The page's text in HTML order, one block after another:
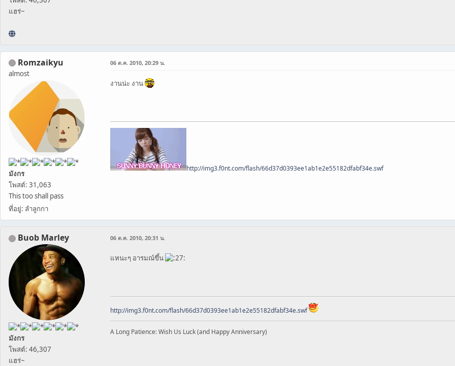
แฮร่~
Romzaikyu
almost
มังกร
โพสต์: 31,063
This too shall pass
ที่อยู่: ลำลูกกา
06 ต.ค. 2010, 20:29 น.
งานน่ะ งาน
http://img3.f0nt.com/flash/66d37d0393ee1ab1e2e55182dfabf34e.swf
Buob Marley
มังกร
โพสต์: 46,307
แฮร่~
06 ต.ค. 2010, 20:31 น.
แหนะๆ อารมณ์ขึ้น
http://img3.f0nt.com/flash/66d37d0393ee1ab1e2e55182dfabf34e.swf
A Long Patience: Wish Us Luck (and Happy Anniversary)